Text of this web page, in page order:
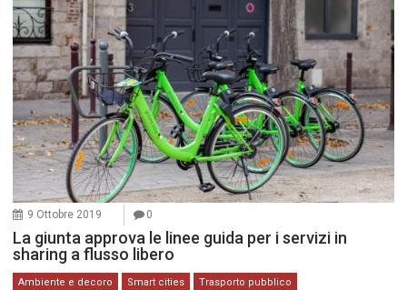
9 Ottobre 2019 0
La giunta approva le linee guida per i servizi in
sharing a flusso libero
Ambiente e decoro Smart cities Trasporto pubblico